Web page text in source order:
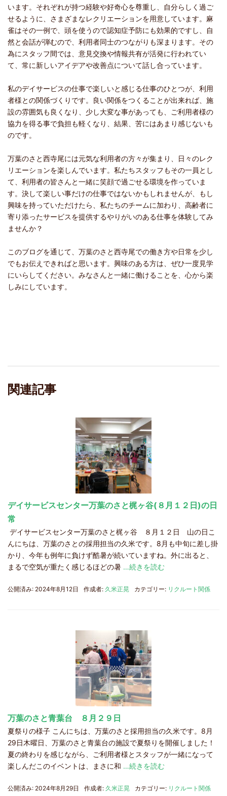
います。それぞれが持つ経験や好奇心を尊重し、自分らしく過ご
せるように、さまざまなレクリエーションを用意しています。麻
雀はその一例で、頭を使うので認知症予防にも効果的ですし、自
然と会話が弾むので、利用者同士のつながりも深まります。その
為にスタッフ間では、意見交換や情報共有が活発に行われてい
て、常に新しいアイデアや改善点について話し合っています。
私のデイサービスの仕事で楽しいと感じる仕事のひとつが、利用
者様との関係づくりです。良い関係をつくることが出来れば、施
設の雰囲気も良くなり、少し大変な事があっても、ご利用者様の
協力を得る事で負担も軽くなり、結果、苦にはあまり感じないも
のです。
万葉のさと西寺尾には元気な利用者の方々が集まり、日々のレク
リエーションを楽しんでいます。私たちスタッフもその一員とし
て、利用者の皆さんと一緒に笑顔で過ごせる環境を作っていま
す。決して楽しい事だけの仕事ではないかもしれませんが、もし
興味を持っていただけたら、私たちのチームに加わり、高齢者に
寄り添ったサービスを提供するやりがいのある仕事を体験してみ
ませんか？
このブログを通じて、万葉のさと西寺尾での働き方や日常を少し
でもお伝えできればと思います。興味のある方は、ぜひ一度見学
にいらしてください。みなさんと一緒に働けることを、心から楽
しみにしています。
関連記事
デイサービスセンター万葉のさと梶ヶ谷(８月１２日)の日
常
デイサービスセンター万葉のさと梶ヶ谷 ８月１２日 山の日こ
んにちは、万葉のさとの採用担当の久米です。8月も中旬に差し掛
かり、今年も例年に負けず酷暑が続いていますね。外に出ると、
まるで空気が重たく感じるほどの暑 …続きを読む
公開済み: 2024年8月12日 作成者: 久米正晃 カテゴリー: リクルート関係
万葉のさと青葉台 ８月２９日
夏祭りの様子 こんにちは、万葉のさと採用担当の久米です。8月
29日木曜日、万葉のさと青葉台の施設で夏祭りを開催しました！
夏の終わりを感じながら、ご利用者様とスタッフが一緒になって
楽しんだこのイベントは、まさに和 …続きを読む
公開済み: 2024年8月29日 作成者: 久米正晃 カテゴリー: リクルート関係